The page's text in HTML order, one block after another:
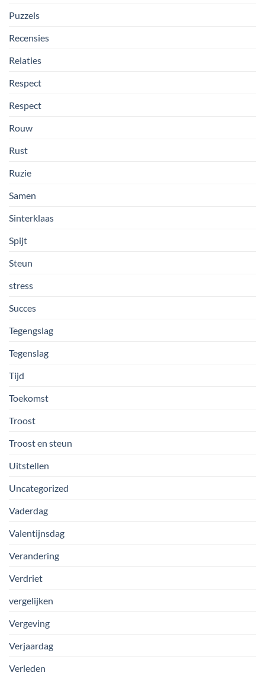
Puzzels
Recensies
Relaties
Respect
Respect
Rouw
Rust
Ruzie
Samen
Sinterklaas
Spijt
Steun
stress
Succes
Tegengslag
Tegenslag
Tijd
Toekomst
Troost
Troost en steun
Uitstellen
Uncategorized
Vaderdag
Valentijnsdag
Verandering
Verdriet
vergelijken
Vergeving
Verjaardag
Verleden